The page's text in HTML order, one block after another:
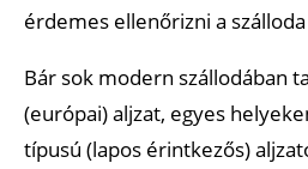
érdemes ellenőrizni a
Bár sok modern szállodában
(európai) aljzat, egyes
típusú (lapos érintkezős)